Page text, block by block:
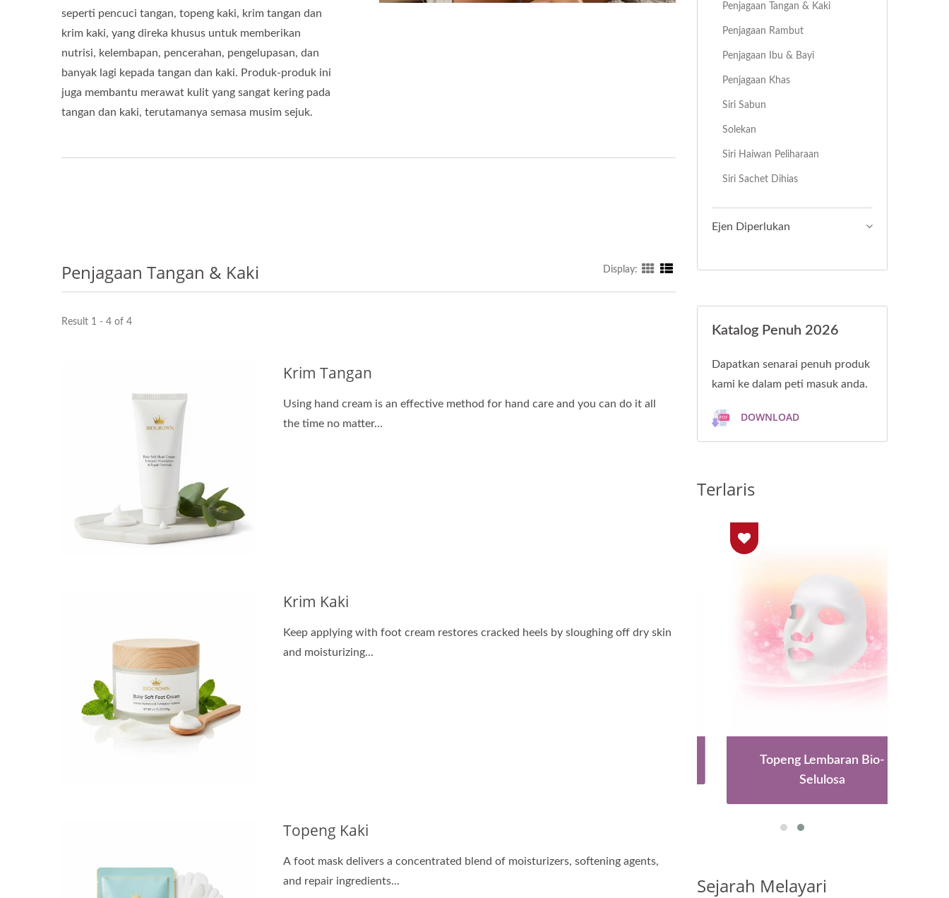
seperti pencuci tangan, topeng kaki, krim tangan dan
krim kaki, yang direka khusus untuk memberikan
nutrisi, kelembapan, pencerahan, pengelupasan, dan
banyak lagi kepada tangan dan kaki. Produk-produk ini
juga membantu merawat kulit yang sangat kering pada
tangan dan kaki, terutamanya semasa musim sejuk.
Penjagaan Tangan & Kaki Display:
Result 1 - 4 of 4
Krim Tangan
Using hand cream is an effective method for hand care and you can do it all
the time no matter...
Krim Kaki
Keep applying with foot cream restores cracked heels by sloughing off dry skin
and moisturizing...
Topeng Kaki
A foot mask delivers a concentrated blend of moisturizers, softening agents,
and repair ingredients...
Penjagaan Tangan & Kaki
Penjagaan Rambut
Penjagaan Ibu & Bayi
Penjagaan Khas
Siri Sabun
Solekan
Siri Haiwan Peliharaan
Siri Sachet Dihias
Ejen Diperlukan
Katalog Penuh 2026
Dapatkan senarai penuh produk
kami ke dalam peti masuk anda.
DOWNLOAD
Terlaris
Topeng Lembaran Bio-
Selulosa
Sejarah Melayari